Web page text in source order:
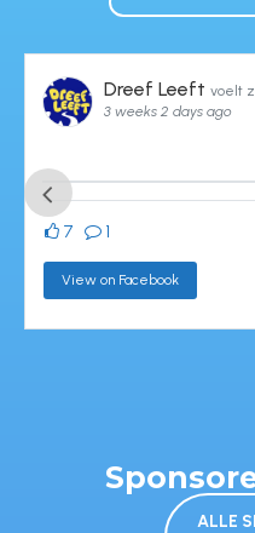
Dreef Leeft
3 weeks 2 days